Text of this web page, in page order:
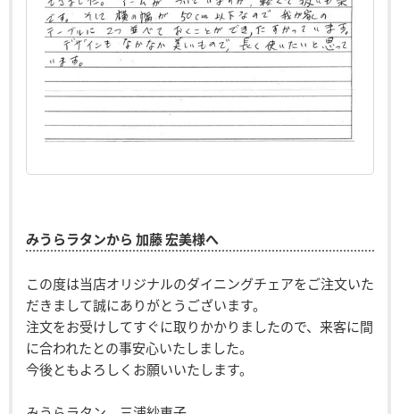
みうらラタンから 加藤 宏美様へ
この度は当店オリジナルのダイニングチェアをご注文いた
だきまして誠にありがとうございます。
注文をお受けしてすぐに取りかかりましたので、来客に間
に合われたとの事安心いたしました。
今後ともよろしくお願いいたします。